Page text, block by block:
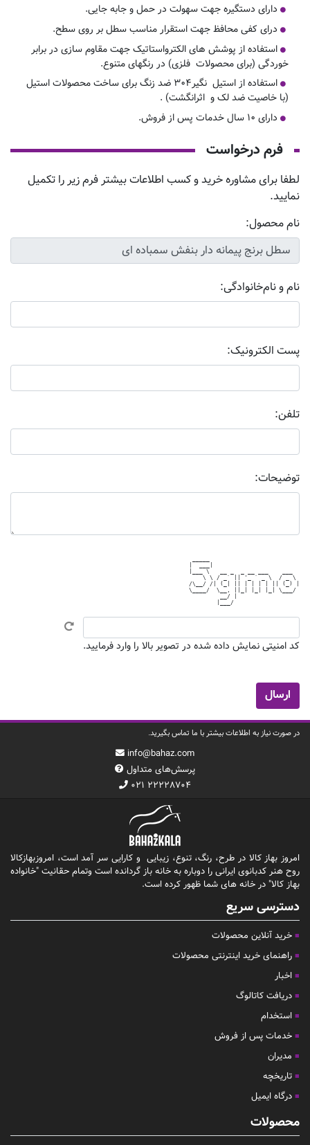
دارای دستگیره جهت سهولت در حمل و جابه جایی.
درای کفی محافظ جهت استقرار مناسب سطل بر روی سطح.
استفاده از پوشش های الکترواستاتیک جهت مقاوم سازی در برابر
خوردگی (برای محصولات فلزی) در رنگهای متنوع.
استفاده از استیل نگیر۳۰۴ ضد زنگ برای ساخت محصولات استیل
(با خاصیت ضد لک و اثرانگشت) .
دارای ۱۰ سال خدمات پس از فروش.
فرم درخواست
لطفا برای مشاوره خرید و کسب اطلاعات بیشتر فرم زیر را تکمیل
نمایید.
نام محصول:
نام و نام‌خانوادگی:
پست الکترونیک:
تلفن:
توضیحات:
|___ \   __ _  _ __ ___    ___
    \ \ / _` || '_ ` _ \  / _ \
/\__/ /| (_| || | | | | || (_) |
\____/  \__, ||_| |_| |_| \___/
         __/ |
کد امنیتی نمایش داده شده در تصویر بالا را وارد فرمایید.
در صورت نیاز به اطلاعات بیشتر با ما تماس بگیرید.
info@bahaz.com
پرسش‌های متداول
۰۲۱ ۲۲۲۲۸۷۰۴
امروز بهاز کالا در طرح، رنگ، تنوع، زیبایی و کارایی سر آمد است، امروزبهازکالا
روح هنر کدبانوی ایرانی را دوباره به خانه باز گردانده است وتمام حقانیت "خانواده
بهاز کالا" در خانه های شما ظهور کرده است.
دسترسی سریع
خرید آنلاین محصولات
راهنمای خرید اینترنتی محصولات
اخبار
دریافت کاتالوگ
استخدام
خدمات پس از فروش
مدیران
تاریخچه
درگاه ایمیل
محصولات